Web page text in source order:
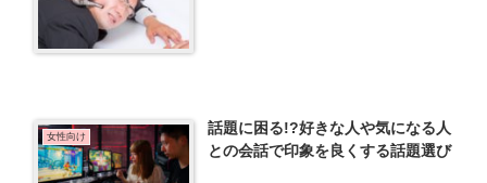
女性向け
話題に困る!?好きな人や気になる人
との会話で印象を良くする話題選び